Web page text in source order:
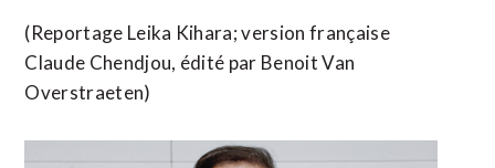
(Reportage Leika Kihara; version française
Claude ​Chendjou, édité par Benoit Van
Overstraeten)